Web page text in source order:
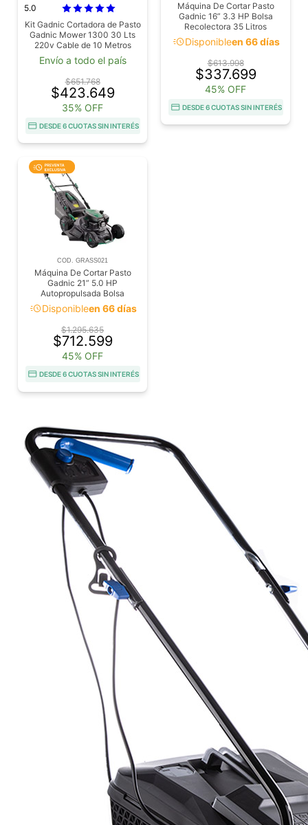
5.0
Kit Gadnic Cortadora de Pasto
Gadnic Mower 1300 30 Lts
220v Cable de 10 Metros
1300W Podadoras Para
Plantas Gadnic TRIHE580
Cortacercos
Envío a todo el país
$651.768
$423.649
35% OFF
DESDE 6 CUOTAS SIN INTERÉS
Máquina De Cortar Pasto
Gadnic 16” 3.3 HP Bolsa
Recolectora 35 Litros
acuteDisponibleen 66 días
$613.998
$337.699
45% OFF
DESDE 6 CUOTAS SIN INTERÉS
COD. GRASS021
Máquina De Cortar Pasto
Gadnic 21” 5.0 HP
Autopropulsada Bolsa
Recolectora 60 Litros
acuteDisponibleen 66 días
$1.295.635
$712.599
45% OFF
DESDE 6 CUOTAS SIN INTERÉS